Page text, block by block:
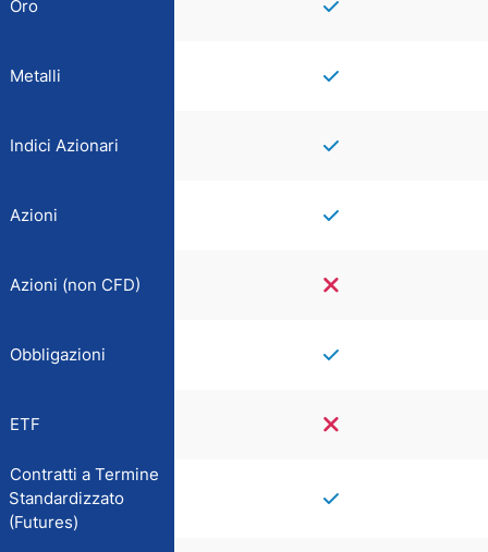
Oro
Metalli
Indici Azionari
Azioni
Azioni (non CFD)
Obbligazioni
ETF
Contratti a Termine
Standardizzato
(Futures)